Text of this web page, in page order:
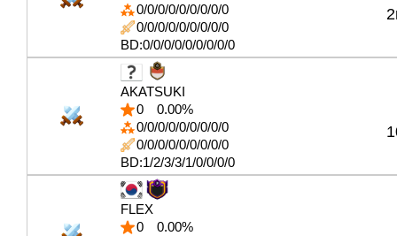
0/0/0/0/0/0/0/0/0
0/0/0/0/0/0/0/0/0
BD:0/0/0/0/0/0/0/0/0
AKATSUKI
0
0.00%
0/0/0/0/0/0/0/0/0
0/0/0/0/0/0/0/0/0
BD:1/2/3/3/1/0/0/0/0
FLEX
0
0.00%